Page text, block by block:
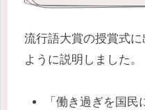
流行語大賞の授賞式
ように説明しました。
「働き過ぎを国民